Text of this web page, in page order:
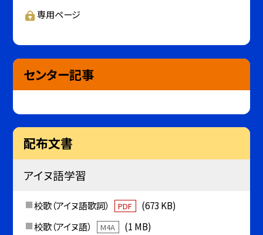
専用ページ
センター記事
配布文書
アイヌ語学習
校歌（アイヌ語歌詞） PDF
(673 KB)
校歌（アイヌ語）
M4A
(1 MB)